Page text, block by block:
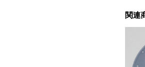
関連